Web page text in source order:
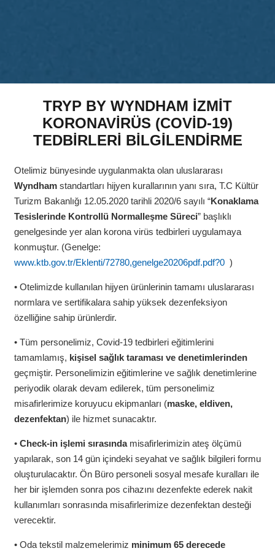
TRYP BY WYNDHAM İZMİT
KORONAVİRÜS (COVİD-19)
TEDBİRLERİ BİLGİLENDİRME
Otelimiz bünyesinde uygulanmakta olan uluslararası
Wyndhamstandartları hijyen kurallarının yanı sıra, T.C Kültür
Turizm Bakanlığı 12.05.2020 tarihli 2020/6 sayılı “Konaklama
Tesislerinde Kontrollü Normalleşme Süreci” başlıklı
genelgesinde yer alan korona virüs tedbirleri uygulamaya
konmuştur. (Genelge:
www.ktb.gov.tr/Eklenti/72780,genelge20206pdf.pdf?0)
• Otelimizde kullanılan hijyen ürünlerinin tamamı uluslararası
normlara ve sertifikalara sahip yüksek dezenfeksiyon
özelliğine sahip ürünlerdir.
• Tüm personelimiz, Covid-19 tedbirleri eğitimlerini
tamamlamış, kişisel sağlık taraması ve denetimlerinden
geçmiştir. Personelimizin eğitimlerine ve sağlık denetimlerine
periyodik olarak devam edilerek, tüm personelimiz
misafirlerimize koruyucu ekipmanları (maske, eldiven,
dezenfektan) ile hizmet sunacaktır.
•Check-in işlemi sırasındamisafirlerimizin ateş ölçümü
yapılarak, son 14 gün içindeki seyahat ve sağlık bilgileri formu
oluşturulacaktır. Ön Büro personeli sosyal mesafe kuralları ile
her bir işlemden sonra pos cihazını dezenfekte ederek nakit
kullanımları sonrasında misafirlerimize dezenfektan desteği
verecektir.
• Oda tekstil malzemelerimiz minimum 65 derecede